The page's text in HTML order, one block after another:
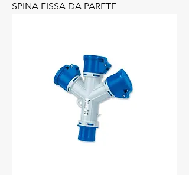
SPINA FISSA DA PARETE